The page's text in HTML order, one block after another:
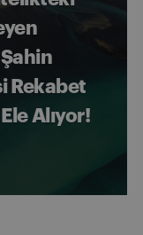
Rekabet
Alıyor!